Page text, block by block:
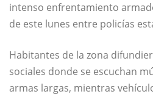
intenso enfrentamiento
de este lunes entre policías
Habitantes de la zona
sociales donde se escuchan
armas largas, mientras